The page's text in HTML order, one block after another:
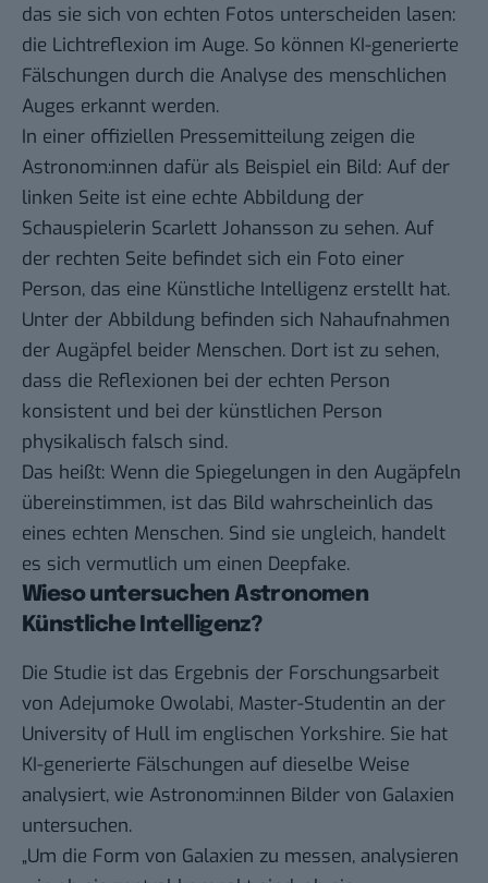
das sie sich von echten Fotos unterscheiden lasen:
die Lichtreflexion im Auge. So können KI-generierte
Fälschungen durch die Analyse des menschlichen
Auges erkannt werden.
In einer offiziellen Pressemitteilung zeigen die
Astronom:innen dafür als Beispiel ein Bild: Auf der
linken Seite ist eine echte Abbildung der
Schauspielerin Scarlett Johansson zu sehen. Auf
der rechten Seite befindet sich ein Foto einer
Person, das eine Künstliche Intelligenz erstellt hat.
Unter der Abbildung befinden sich Nahaufnahmen
der Augäpfel beider Menschen. Dort ist zu sehen,
dass die Reflexionen bei der echten Person
konsistent und bei der künstlichen Person
physikalisch falsch sind.
Das heißt: Wenn die Spiegelungen in den Augäpfeln
übereinstimmen, ist das Bild wahrscheinlich das
eines echten Menschen. Sind sie ungleich, handelt
es sich vermutlich um einen Deepfake.
Wieso untersuchen Astronomen
Künstliche Intelligenz?
Die Studie ist das Ergebnis der Forschungsarbeit
von Adejumoke Owolabi, Master-Studentin an der
University of Hull im englischen Yorkshire. Sie hat
KI-generierte Fälschungen auf dieselbe Weise
analysiert, wie Astronom:innen Bilder von Galaxien
untersuchen.
„Um die Form von Galaxien zu messen, analysieren